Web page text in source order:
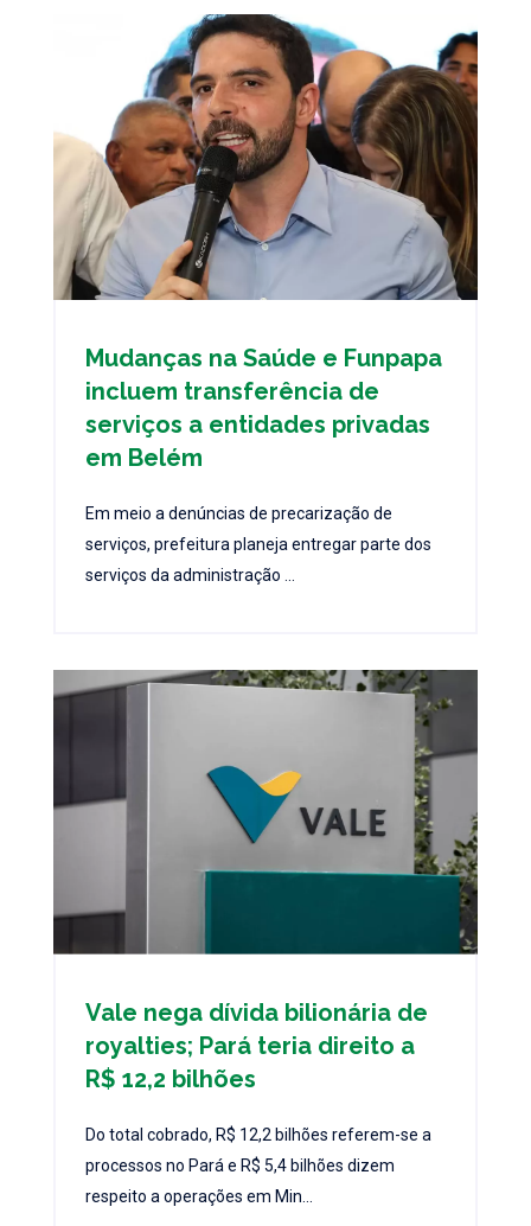
Mudanças na Saúde e Funpapa
incluem transferência de
serviços a entidades privadas
em Belém
Em meio a denúncias de precarização de
serviços, prefeitura planeja entregar parte dos
serviços da administração ...
Vale nega dívida bilionária de
royalties; Pará teria direito a
R$ 12,2 bilhões
Do total cobrado, R$ 12,2 bilhões referem-se a
processos no Pará e R$ 5,4 bilhões dizem
respeito a operações em Min...